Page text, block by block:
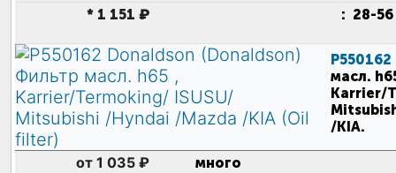
* 1 151 ₽ : 28-
P550162
масл.
Karrier/
/KIA.
от 1 035 ₽ много